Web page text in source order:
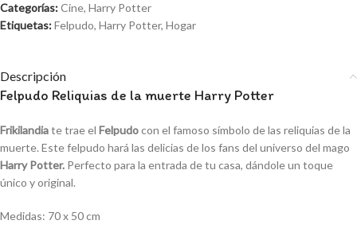
Categorías:Cine, Harry Potter
Etiquetas:Felpudo, Harry Potter, Hogar
Descripción
Felpudo Reliquias de la muerte Harry Potter
Frikilandiate trae el Felpudocon el famoso símbolo de las reliquias de la
muerte. Este felpudo hará las delicias de los fans del universo del mago
Harry Potter. Perfecto para la entrada de tu casa, dándole un toque
único y original.
Medidas: 70 x 50 cm